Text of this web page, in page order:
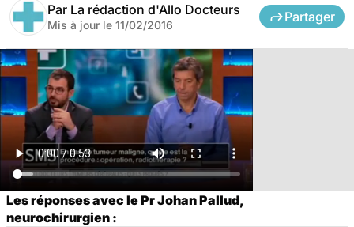
Par La rédaction d'Allo Docteurs
Mis à jour le 11/02/2016
Partager
Les réponses avec le Pr Johan Pallud,
neurochirurgien :